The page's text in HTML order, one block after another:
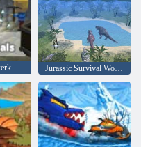
Kogama: Bergwerk der Kristalle Jurassic Survival World der Dinosaurier